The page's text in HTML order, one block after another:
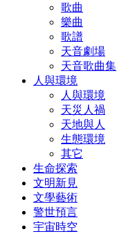
歌曲
樂曲
歌譜
天音劇場
天音歌曲集
人與環境
人與環境
天災人禍
天地與人
生態環境
其它
生命探索
文明新見
文學藝術
警世預言
宇宙時空